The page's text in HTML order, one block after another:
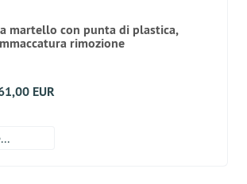
martello con punta di plastica,
rimozione
EUR